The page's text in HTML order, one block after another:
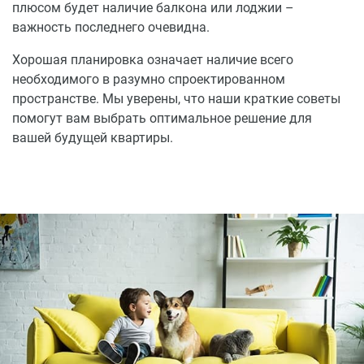
плюсом будет наличие балкона или лоджии –
важность последнего очевидна.
Хорошая планировка означает наличие всего
необходимого в разумно спроектированном
пространстве. Мы уверены, что наши краткие советы
помогут вам выбрать оптимальное решение для
вашей будущей квартиры.